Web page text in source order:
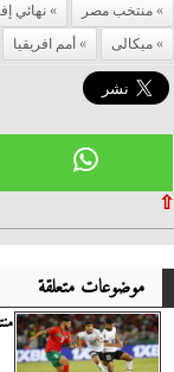
منتخب مصر
نهائي
ميكالى
أمم افريقيا
⇧
موضوعات متعلقة